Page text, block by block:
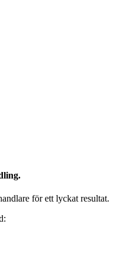
för ett lyckat resultat.